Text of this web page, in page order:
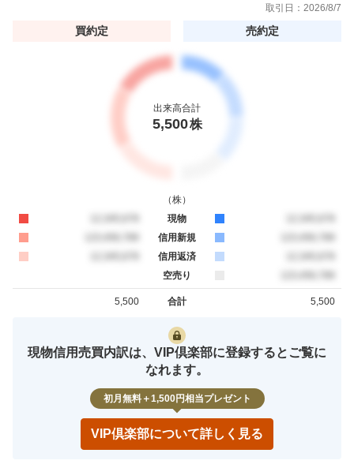
取引日： 2026/8/7
買約定 売約定
出来高合計
5,500株
（株）
現物
信用新規
信用返済
空売り
合計
5,500 5,500
現物信用売買内訳は、VIP倶楽部に登録するとご覧に
なれます。
初月無料＋1,500円相当プレゼント
VIP倶楽部について詳しく見る